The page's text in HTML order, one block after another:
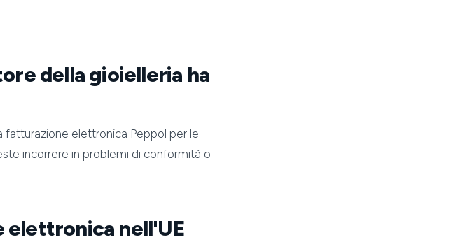
della gioielleria ha
fatturazione elettronica Peppol per le
incorrere in problemi di conformità o
elettronica nell'UE